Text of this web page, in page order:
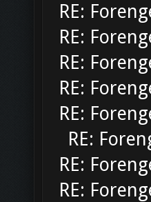
RE:
RE:
RE:
RE:
RE:
RE:
RE:
RE: